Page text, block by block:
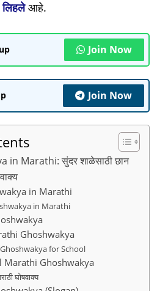
लिहलेआहे.
Join Now
Join Now
in Marathi: सुंदर शाळेसाठी छान
in Marathi
in Marathi
Ghoshwakya
for School
Marathi Ghoshwakya
घोषवाक्य